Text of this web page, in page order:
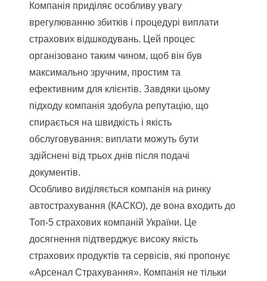
Компанія приділяє особливу увагу
врегулюванню збитків і процедурі виплати
страхових відшкодувань. Цей процес
організовано таким чином, щоб він був
максимально зручним, простим та
ефективним для клієнтів. Завдяки цьому
підходу компанія здобула репутацію, що
спирається на швидкість і якість
обслуговування: виплати можуть бути
здійснені від трьох днів після подачі
документів.
Особливо виділяється компанія на ринку
автострахування (КАСКО), де вона входить до
Топ-5 страхових компаній України. Це
досягнення підтверджує високу якість
страхових продуктів та сервісів, які пропонує
«Арсенал Страхування». Компанія не тільки